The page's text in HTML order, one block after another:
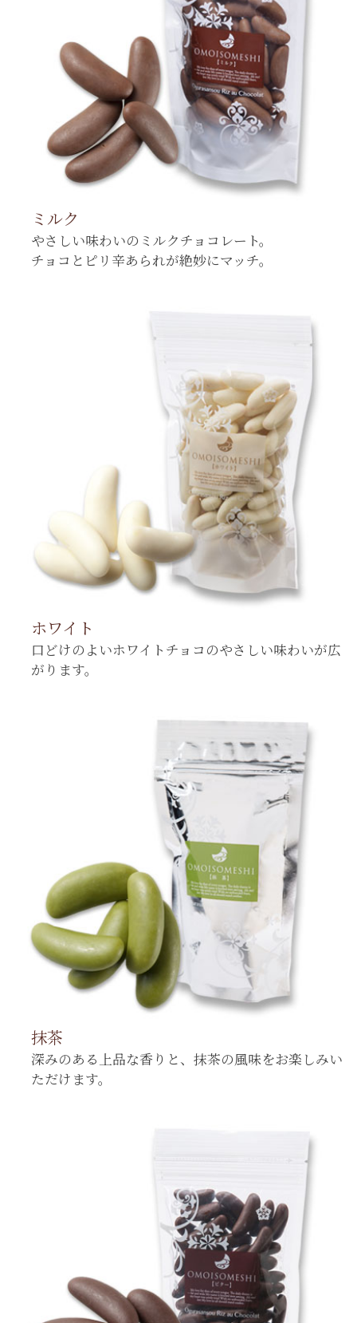
ミルク
やさしい味わいのミルクチョコレート。
チョコとピリ辛あられが絶妙にマッチ。
ホワイト
口どけのよいホワイトチョコのやさしい味わいが広
がります。
抹茶
深みのある上品な香りと、抹茶の風味をお楽しみい
ただけます。